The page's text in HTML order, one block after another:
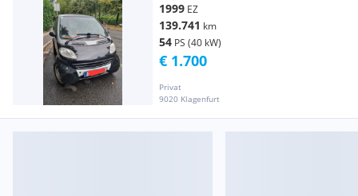
1999 EZ
139.741 km
54 PS (40 kW)
Privat
9020 Klagenfurt
€ 1.700